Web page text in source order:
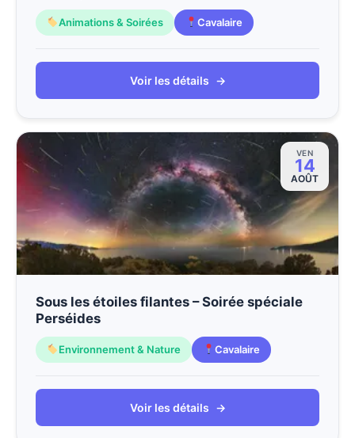
Animations & Soirées Cavalaire
Voir les détails →
VEN
14
AOÛT
Sous les étoiles filantes – Soirée spéciale
Perséides
Environnement & Nature Cavalaire
Voir les détails →